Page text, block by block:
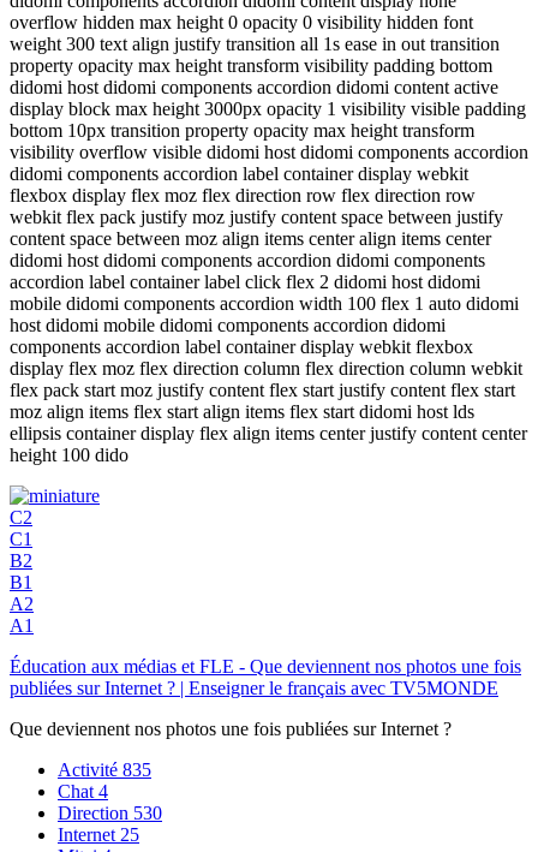
overflow hidden max height 0 opacity 0 visibility hidden font
weight 300 text align justify transition all 1s ease in out transition
property opacity max height transform visibility padding bottom
didomi host didomi components accordion didomi content active
display block max height 3000px opacity 1 visibility visible padding
bottom 10px transition property opacity max height transform
visibility overflow visible didomi host didomi components accordion
didomi components accordion label container display webkit
flexbox display flex moz flex direction row flex direction row
webkit flex pack justify moz justify content space between justify
content space between moz align items center align items center
didomi host didomi components accordion didomi components
accordion label container label click flex 2 didomi host didomi
mobile didomi components accordion width 100 flex 1 auto didomi
host didomi mobile didomi components accordion didomi
components accordion label container display webkit flexbox
display flex moz flex direction column flex direction column webkit
flex pack start moz justify content flex start justify content flex start
moz align items flex start align items flex start didomi host lds
ellipsis container display flex align items center justify content center
height 100 dido
C2
C1
B2
B1
A2
A1
Éducation aux médias et FLE - Que deviennent nos photos une fois
publiées sur Internet ? | Enseigner le français avec TV5MONDE
Que deviennent nos photos une fois publiées sur Internet ?
Activité 835
Chat 4
Direction 530
Internet 25